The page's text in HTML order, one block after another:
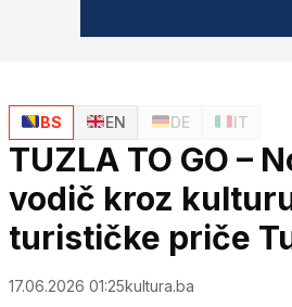
BS EN DE IT
TUZLA TO GO –
vodič kroz
turističke priče
17.06.2026 01:25kultura.ba